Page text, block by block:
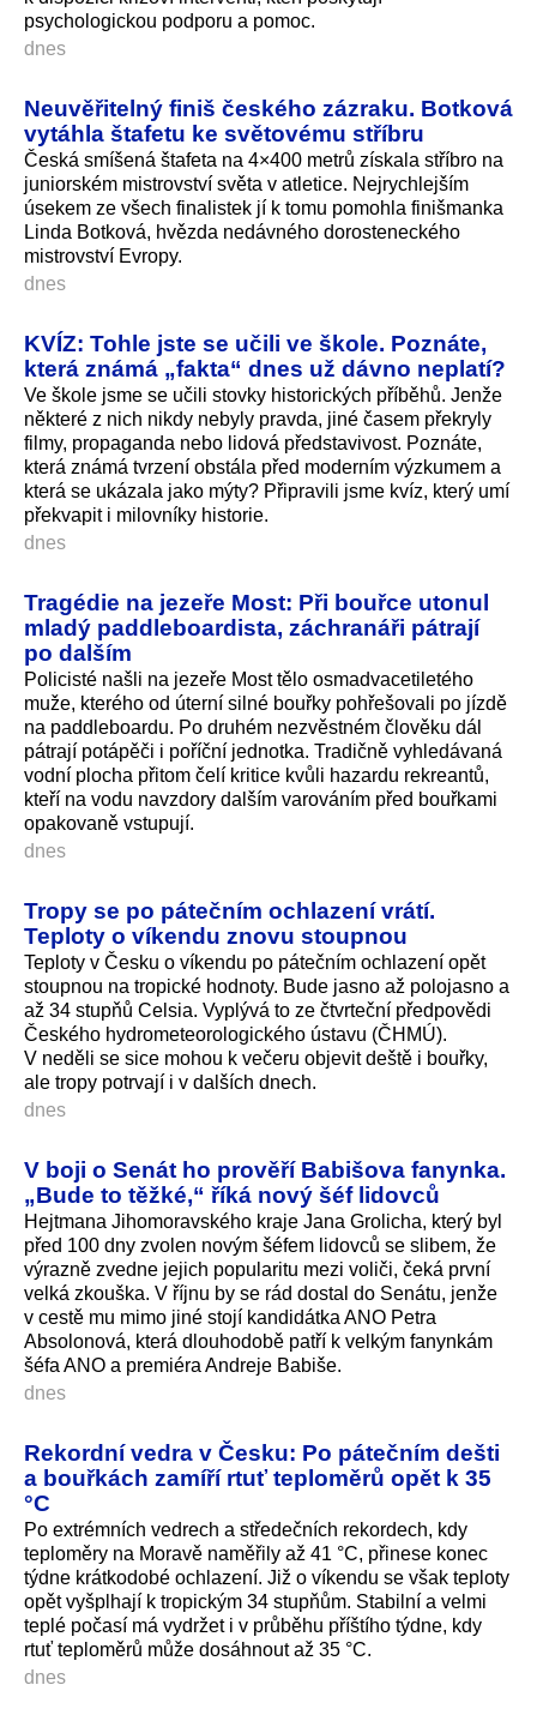
psychologickou podporu a pomoc.
dnes
Neuvěřitelný finiš českého zázraku. Botková
vytáhla štafetu ke světovému stříbru
Česká smíšená štafeta na 4×400 metrů získala stříbro na
juniorském mistrovství světa v atletice. Nejrychlejším
úsekem ze všech finalistek jí k tomu pomohla finišmanka
Linda Botková, hvězda nedávného dorosteneckého
mistrovství Evropy.
dnes
KVÍZ: Tohle jste se učili ve škole. Poznáte,
která známá „fakta“ dnes už dávno neplatí?
Ve škole jsme se učili stovky historických příběhů. Jenže
některé z nich nikdy nebyly pravda, jiné časem překryly
filmy, propaganda nebo lidová představivost. Poznáte,
která známá tvrzení obstála před moderním výzkumem a
která se ukázala jako mýty? Připravili jsme kvíz, který umí
překvapit i milovníky historie.
dnes
Tragédie na jezeře Most: Při bouřce utonul
mladý paddleboardista, záchranáři pátrají
po dalším
Policisté našli na jezeře Most tělo osmadvacetiletého
muže, kterého od úterní silné bouřky pohřešovali po jízdě
na paddleboardu. Po druhém nezvěstném člověku dál
pátrají potápěči i poříční jednotka. Tradičně vyhledávaná
vodní plocha přitom čelí kritice kvůli hazardu rekreantů,
kteří na vodu navzdory dalším varováním před bouřkami
opakovaně vstupují.
dnes
Tropy se po pátečním ochlazení vrátí.
Teploty o víkendu znovu stoupnou
Teploty v Česku o víkendu po pátečním ochlazení opět
stoupnou na tropické hodnoty. Bude jasno až polojasno a
až 34 stupňů Celsia. Vyplývá to ze čtvrteční předpovědi
Českého hydrometeorolo­gického ústavu (ČHMÚ).
V neděli se sice mohou k večeru objevit deště i bouřky,
ale tropy potrvají i v dalších dnech.
dnes
V boji o Senát ho prověří Babišova fanynka.
„Bude to těžké,“ říká nový šéf lidovců
Hejtmana Jihomoravského kraje Jana Grolicha, který byl
před 100 dny zvolen novým šéfem lidovců se slibem, že
výrazně zvedne jejich popularitu mezi voliči, čeká první
velká zkouška. V říjnu by se rád dostal do Senátu, jenže
v cestě mu mimo jiné stojí kandidátka ANO Petra
Absolonová, která dlouhodobě patří k velkým fanynkám
šéfa ANO a premiéra Andreje Babiše.
dnes
Rekordní vedra v Česku: Po pátečním dešti
a bouřkách zamíří rtuť teploměrů opět k 35
°C
Po extrémních vedrech a středečních rekordech, kdy
teploměry na Moravě naměřily až 41 °C, přinese konec
týdne krátkodobé ochlazení. Již o víkendu se však teploty
opět vyšplhají k tropickým 34 stupňům. Stabilní a velmi
teplé počasí má vydržet i v průběhu příštího týdne, kdy
rtuť teploměrů může dosáhnout až 35 °C.
dnes